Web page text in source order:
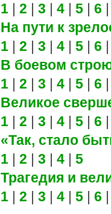
1 | 2 | 3 | 4 | 5 | 6
На пути к
1 | 2 | 3 | 4 | 5 | 6
В боевом
1 | 2 | 3 | 4 | 5 | 6
Великое
1 | 2 | 3 | 4 | 5 | 6
«Так, стало
1 | 2 | 3 | 4 | 5
Трагедия и
1 | 2 | 3 | 4 | 5 | 6